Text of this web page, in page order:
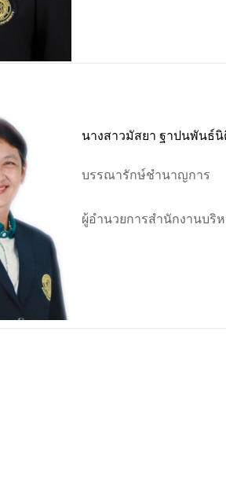
นางสาวมัสยา ฐาปนพันธ์
บรรณารักษ์ชำนาญการ
ผู้อำนวยการสำนักงานบริ